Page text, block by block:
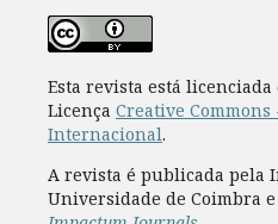
Esta revista está licenciada
Licença Creative
Internacional.
A revista é publicada pela
Universidade de Coimbra